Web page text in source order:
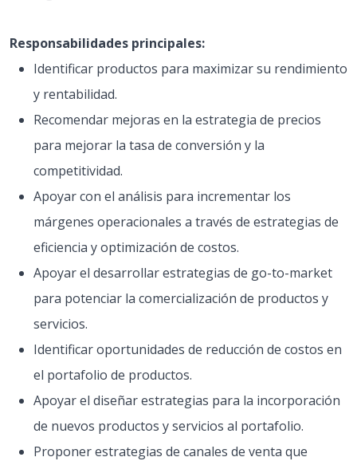
Responsabilidades principales:
Identificar productos para maximizar su rendimiento
y rentabilidad.
Recomendar mejoras en la estrategia de precios
para mejorar la tasa de conversión y la
competitividad.
Apoyar con el análisis para incrementar los
márgenes operacionales a través de estrategias de
eficiencia y optimización de costos.
Apoyar el desarrollar estrategias de go-to-market
para potenciar la comercialización de productos y
servicios.
Identificar oportunidades de reducción de costos en
el portafolio de productos.
Apoyar el diseñar estrategias para la incorporación
de nuevos productos y servicios al portafolio.
Proponer estrategias de canales de venta que